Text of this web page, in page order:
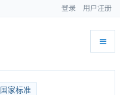
登录 用户注册
国家标准